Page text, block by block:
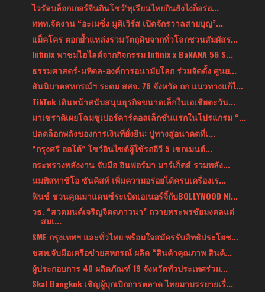
ไวรัลบล็อกเกอร์จีนกินโชว์‘ทุเรียนไทยกินยังไงก็อร่อ...
ททท.จัดงาน “อะเมซิ่ง มูติเวิร์ส เปิดจักรวาลสายบุญ”...
แม็คโคร ตอกย้ำแหล่งรวมวัตถุดิบจากทั่วโลกชวนสัมผัสร...
Infinix พาชมไฮไลต์จากกิจกรรม Infinix x BaNANA 5G S...
ธรรมศาสตร์-มหิดล-องค์การอนามัยโลก ร่วมจัดตั้ง ศูนย...
สันนิบาตสหกรณ์ฯ ระดม สสจ. 76 จังหวัด ถก แนวทางแก้ไ...
TikTok เดินหน้าสนับสนุนธุรกิจขนาดเล็กในเอเชียตะวัน...
มาเซราติเผยโฉมซูเปอร์คาร์คอลเล็กชั่นแรกในโปรแกรม “...
ปลดล็อกพลังของการเงินที่ยั่งยืน: ปูทางสู่อนาคตที่เ...
“กรุงศรี ออโต้” โชว์อินไซต์ผู้ใช้รถอีวี 5 เซกเมนต์...
กระทรวงพลังงาน จับมือ อินฟอร์มา มาร์เก็ตส์ รวมพลัง...
นมพิสทาชิโอ ซันคิสท์ เพิ่มความอร่อยได้ครบเครื่องเร...
ฟินช์ ชวนคุณมาแดนซ์ระเบิดเอเนอร์จี้กับBOLLYWOOD NI...
วธ. “สวดมนต์เจริญจิตตภาวนา” ถวายพระพรชัยมงคลแด่
สมเ...
SME กรุงเทพฯ และทั่วไทย พร้อมใจสมัครรับสิทธิประโยช...
ชสท.จับมือเครือข่ายสหกรณ์ ผลิต “สินค้าคุณภาพ สินค้...
ผู้ประกอบการ 40 ผลิตภัณฑ์ 19 จังหวัดทั่วประเทศร่วม...
Skal Bangkok เชิญผู้บุกเบิกการตลาด ไทยมาบรรยายเรื่...